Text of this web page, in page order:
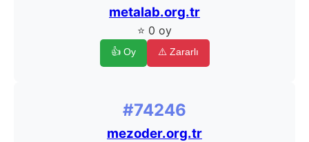
metalab.org.tr
⭐ 0 oy
👍 Oy ⚠️ Zararlı
#74246
mezoder.org.tr